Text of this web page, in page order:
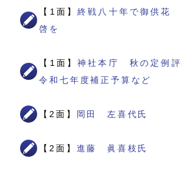
【1面】終戦八十年で御供花
啓を
【1面】神社本庁 秋の定例
令和七年度補正予算など
【2面】 岡田 左喜代氏
【2面】 進藤 眞喜枝氏